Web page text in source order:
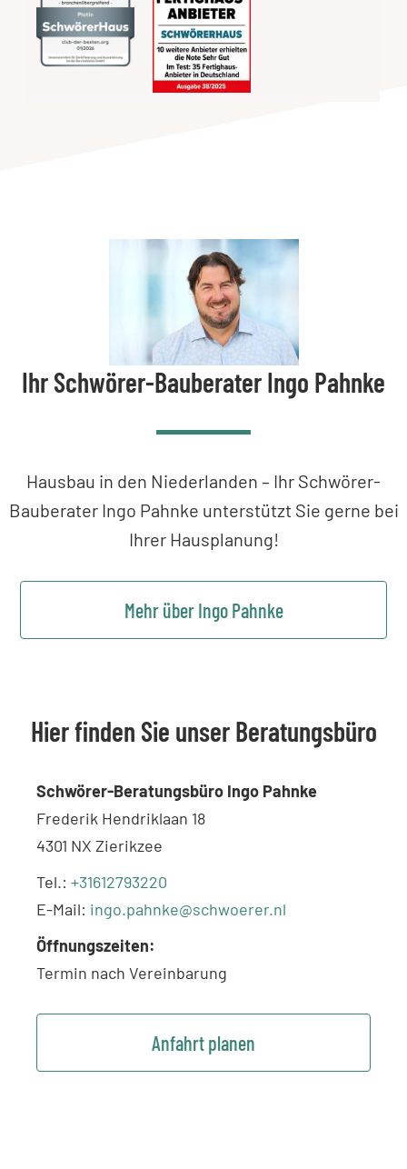
Ihr Schwörer-Bauberater Ingo Pahnke
Hausbau in den Niederlanden – Ihr Schwörer-
Bauberater Ingo Pahnke unterstützt Sie gerne bei
Ihrer Hausplanung!
Mehr über Ingo Pahnke
Hier finden Sie unser Beratungsbüro
Schwörer-Beratungsbüro Ingo Pahnke
Frederik Hendriklaan 18
4301 NX Zierikzee
Tel.:+31612793220
E-Mail: ingo.pahnke@schwoerer.nl
Öffnungszeiten:
Termin nach Vereinbarung
Anfahrt planen